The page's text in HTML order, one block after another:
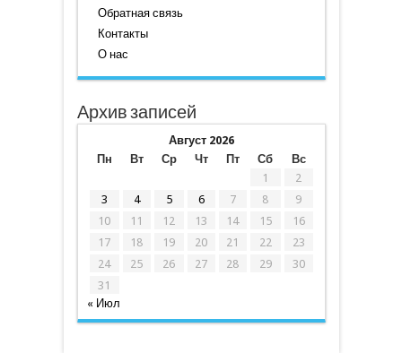
Обратная связь
Контакты
О нас
Архив записей
Август 2026
Пн
Вт Ср Чт Пт Сб
Вс
1
2
3
4 5 6 7 8
9
10
11 12 13 14 15
16
17
18 19 20 21 22
23
24
25 26 27 28 29
30
31
« Июл